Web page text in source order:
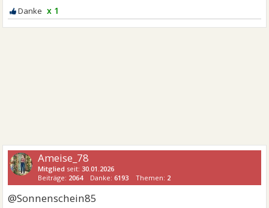
x 1
Ameise_78
Mitglied seit:30.01.2026
Beiträge: 2064 Danke:6193 Themen: 2
@Sonnenschein85